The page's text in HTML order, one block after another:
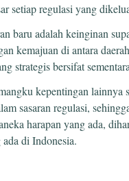
setiap regulasi yang
baru adalah keinginan
kemajuan di antara
strategis bersifat
kepentingan
sasaran regulasi,
harapan yang ada,
di Indonesia.